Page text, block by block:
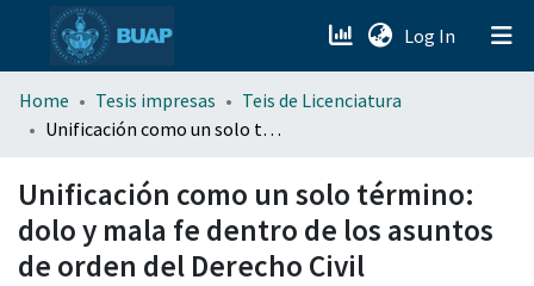
Log In (current)
menu.section.about_menu
Home Tesis impresas
Teis de Licenciatura
Unificación como un solo término: dolo y mala fe dentro de los asuntos de orden del Derecho Civil
Unificación como un solo término:
dolo y mala fe dentro de los asuntos
de orden del Derecho Civil